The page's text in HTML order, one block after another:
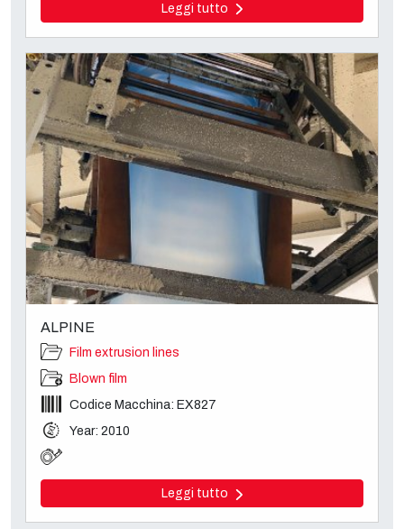
Leggi tutto
ALPINE
Film extrusion lines
Blown film
Codice Macchina: EX827
Year: 2010
Leggi tutto